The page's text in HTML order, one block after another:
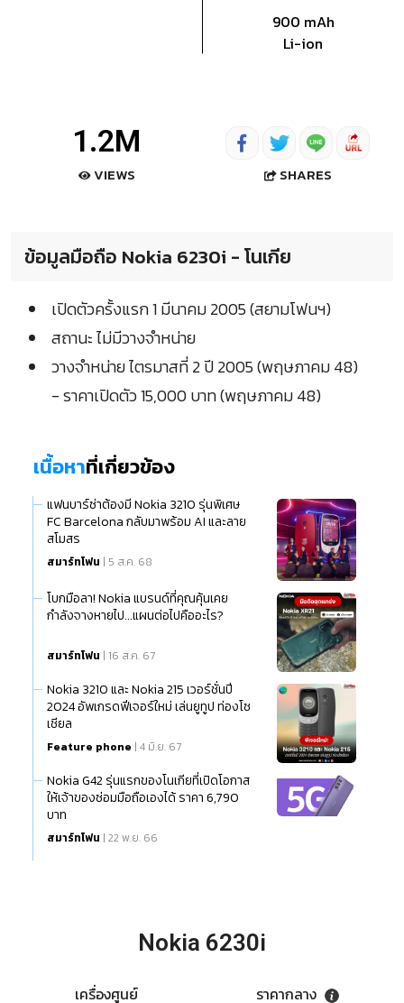
900 mAh
Li-ion
1.2M
VIEWS SHARES
ข้อมูลมือถือ Nokia 6230i - โนเกีย
เปิดตัวครั้งแรก 1 มีนาคม 2005 (สยามโฟนฯ)
สถานะ ไม่มีวางจำหน่าย
วางจำหน่าย ไตรมาสที่ 2 ปี 2005 (พฤษภาคม 48)
- ราคาเปิดตัว 15,000 บาท (พฤษภาคม 48)
เนื้อหาที่เกี่ยวข้อง
แฟนบาร์ซ่าต้องมี Nokia 3210 รุ่นพิเศษ
FC Barcelona กลับมาพร้อม AI และลาย
สโมสร
สมาร์ทโฟน | 5 ส.ค. 68
โบกมือลา! Nokia แบรนด์ที่คุณคุ้นเคย
กำลังจางหายไป...แผนต่อไปคืออะไร?
สมาร์ทโฟน | 16 ส.ค. 67
Nokia 3210 และ Nokia 215 เวอร์ชั่นปี
2024 อัพเกรดฟีเจอร์ใหม่ เล่นยูทูป ท่องโซ
เชียล
Feature phone | 4 มิ.ย. 67
Nokia G42 รุ่นแรกของโนเกียที่เปิดโอกาส
ให้เจ้าของซ่อมมือถือเองได้ ราคา 6,790
บาท
สมาร์ทโฟน | 22 พ.ย. 66
Nokia 6230i
เครื่องศูนย์ ราคากลาง